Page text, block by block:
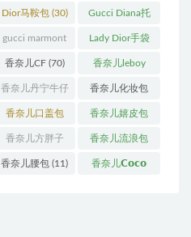
Dior马鞍包(30) Gucci Diana托
特包(11)
gucci marmont
系列(19)
Lady Dior手袋
(51)
香奈儿CF(70) 香奈儿leboy
(13)
香奈儿丹宁牛仔
(12)
香奈儿化妆包
(13)
香奈儿口盖包
(55)
香奈儿嬉皮包
(10)
香奈儿方胖子
(11)
香奈儿流浪包
(10)
香奈儿腰包 (11) 香奈儿𝗖𝗼𝗰𝗼